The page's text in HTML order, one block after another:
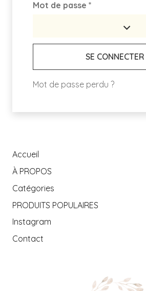
Mot de passe *
SE CONNECTER
Mot de passe perdu ?
Accueil
À PROPOS
Catégories
PRODUITS POPULAIRES
Instagram
Contact